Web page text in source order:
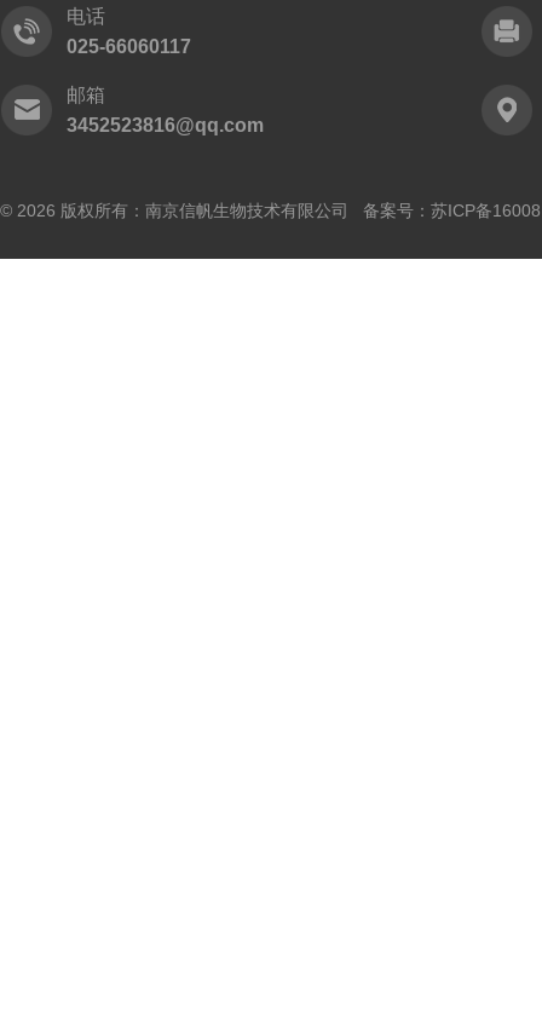
电话
025-66060117
邮箱
3452523816@qq.com
© 2026 版权所有：南京信帆生物技术有限公司 备案号： 苏ICP备